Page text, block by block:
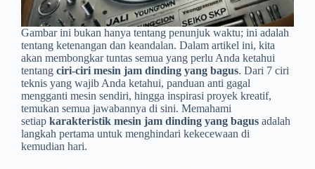
Gambar ini bukan hanya tentang penunjuk waktu; ini adalah
tentang ketenangan dan keandalan. Dalam artikel ini, kita
akan membongkar tuntas semua yang perlu Anda ketahui
tentang ciri-ciri mesin jam dinding yang bagus. Dari 7 ciri
teknis yang wajib Anda ketahui, panduan anti gagal
mengganti mesin sendiri, hingga inspirasi proyek kreatif,
temukan semua jawabannya di sini. Memahami
setiap karakteristik mesin jam dinding yang bagus adalah
langkah pertama untuk menghindari kekecewaan di
kemudian hari.